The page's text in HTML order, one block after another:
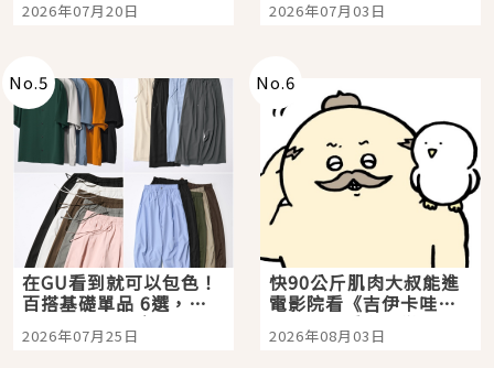
選
2026年07月20日 美食體驗！
2026年07月03日
No.5
在GU看到就可以包色！
百搭基礎單品 6選，閉
眼全收也不心疼
2026年07月25日
No.6
快90公斤肌肉大叔能進
電影院看《吉伊卡哇》
嗎？日本重金屬樂團
「打首」會長與nagano
2026年08月03日